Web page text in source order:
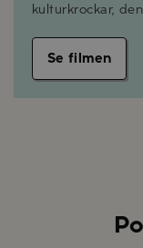
kulturkrockar,
Se filmen